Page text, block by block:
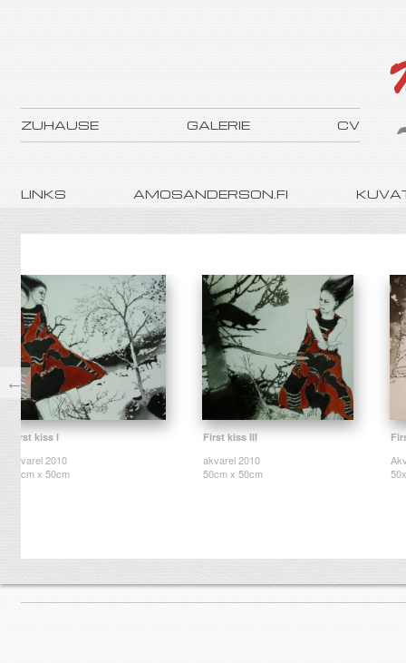
ZUHAUSE GALERIE CV
LINKS AMOSANDERSON.FI
First kiss I
akvarel 2010
50cm x 50cm
First kiss III
akvarel 2010
50cm x 50cm